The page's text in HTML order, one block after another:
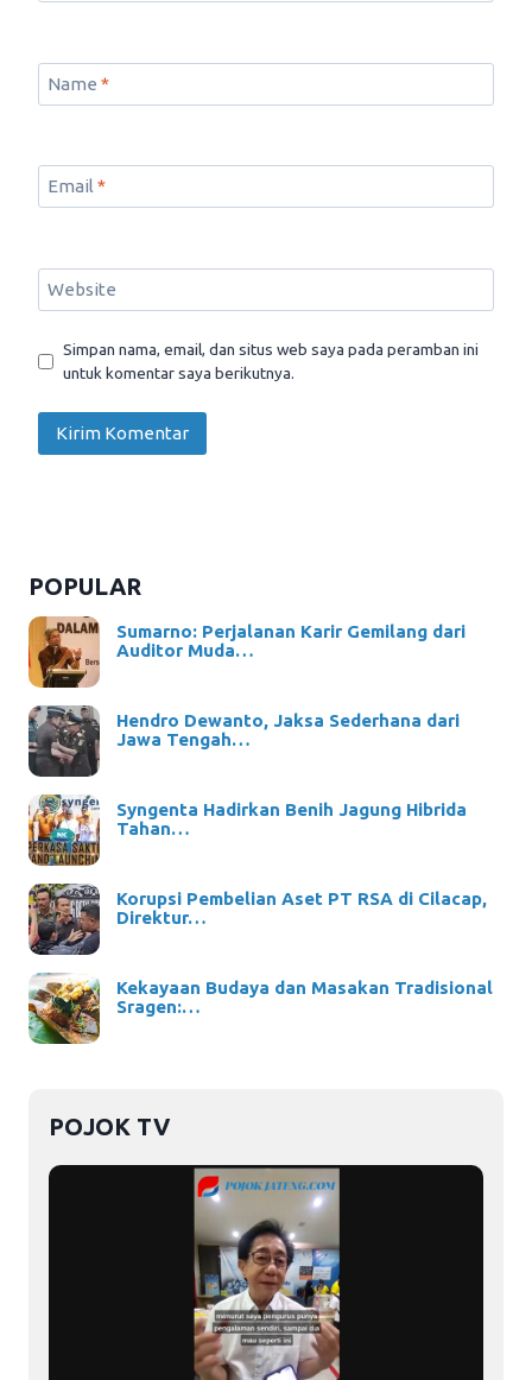
Name *
Email *
Website
Simpan nama, email, dan situs web saya pada peramban ini
untuk komentar saya berikutnya.
POPULAR
Sumarno: Perjalanan Karir Gemilang dari
Auditor Muda…
Hendro Dewanto, Jaksa Sederhana dari
Jawa Tengah…
Syngenta Hadirkan Benih Jagung Hibrida
Tahan…
Korupsi Pembelian Aset PT RSA di Cilacap,
Direktur…
Kekayaan Budaya dan Masakan Tradisional
Sragen:…
POJOK TV